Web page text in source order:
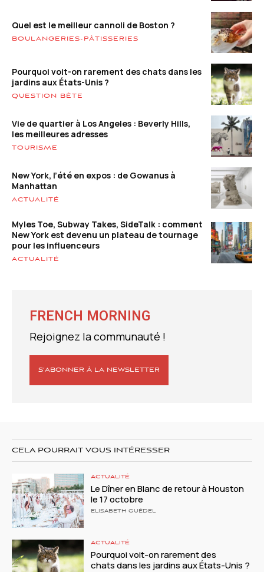
Quel est le meilleur cannoli de Boston ?
BOULANGERIES-PÂTISSERIES
Pourquoi voit-on rarement des chats dans les
jardins aux États-Unis ?
QUESTION BÊTE
Vie de quartier à Los Angeles : Beverly Hills,
les meilleures adresses
TOURISME
New York, l’été en expos : de Gowanus à
Manhattan
ACTUALITÉ
Myles Toe, Subway Takes, SideTalk : comment
New York est devenu un plateau de tournage
pour les influenceurs
ACTUALITÉ
FRENCH MORNING
Rejoignez la communauté !
S’ABONNER À LA NEWSLETTER
CELA POURRAIT VOUS INTÉRESSER
ACTUALITÉ
Le Dîner en Blanc de retour à Houston
le 17 octobre
ELISABETH GUÉDEL
ACTUALITÉ
Pourquoi voit-on rarement des
chats dans les jardins aux États-Unis ?